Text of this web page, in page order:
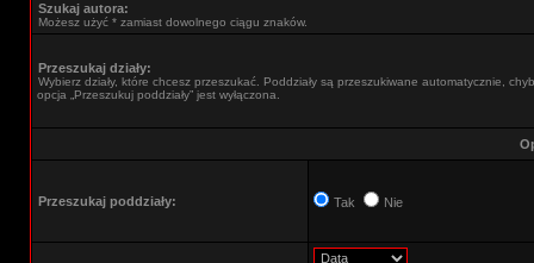
Szukaj autora:
Możesz użyć * zamiast dowolnego ciągu znaków.
Przeszukaj działy:
Wybierz działy, które chcesz przeszukać. Poddziały są przeszukiwane automatycznie,
opcja „Przeszukuj poddziały” jest wyłączona.
Przeszukaj poddziały: Tak Nie